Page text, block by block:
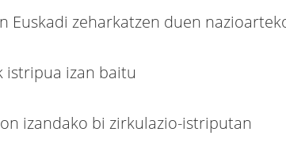
Euskadi zeharkatzen duen
istripua izan baitu
izandako bi zirkulazio-istriputan